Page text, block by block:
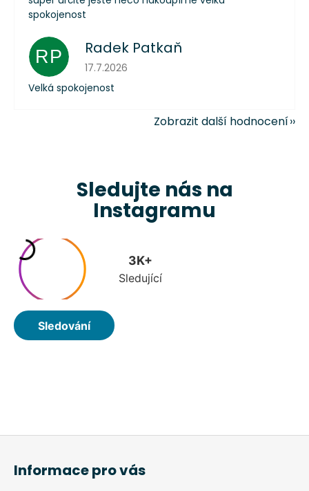
spokojenost
RP Radek Patkaň
Hodnocení obchodu je 5 z 5 hvězdiček.
17.7.2026
Velká spokojenost
Zobrazit další hodnocení
Sledujte nás na
Instagramu
Informace pro vás